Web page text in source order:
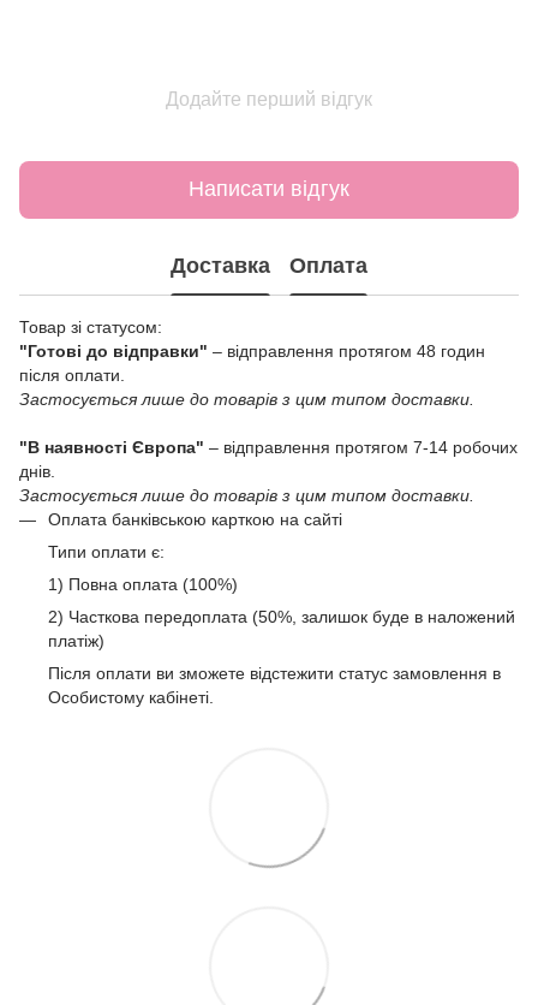
Додайте перший відгук
Написати відгук
Доставка Оплата
Товар зі статусом:
"Готові до відправки" – відправлення протягом 48 годин
після оплати.
Застосується лише до товарів з цим типом доставки.
"В наявності Європа" – відправлення протягом 7-14 робочих
днів.
Застосується лише до товарів з цим типом доставки.
Оплата банківською карткою на сайті
Типи оплати є:
1) Повна оплата (100%)
2) Часткова передоплата (50%, залишок буде в наложений
платіж)
Після оплати ви зможете відстежити статус замовлення в
Особистому кабінеті.